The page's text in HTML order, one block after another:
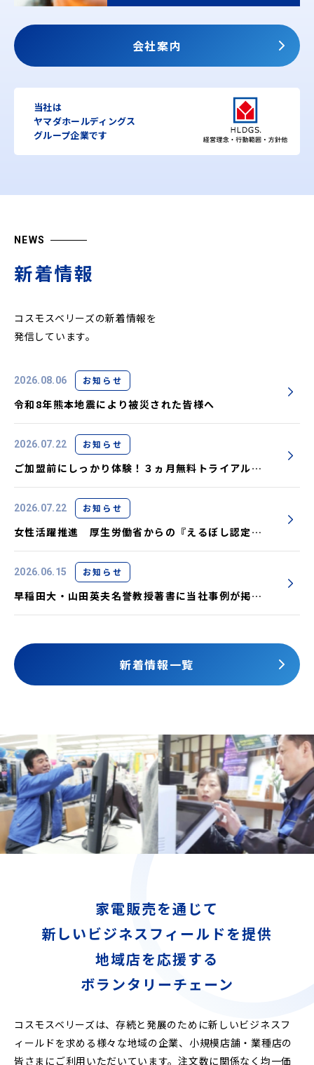
会社案内
当社は
ヤマダホールディングス
グループ企業です
NEWS
新着情報
コスモスベリーズの新着情報を
発信しています。
2026.08.06 お知らせ
令和8年熊本地震により被災された皆様へ
2026.07.22 お知らせ
ご加盟前にしっかり体験！３ヵ月無料トライアル実
施中です
2026.07.22 お知らせ
女性活躍推進 厚生労働省からの『えるぼし認定』
取得しました
2026.06.15 お知らせ
早稲田大・山田英夫名誉教授著書に当社事例が掲載
されました
新着情報一覧
家電販売を通じて
新しいビジネスフィールドを提供
地域店を応援する
ボランタリーチェーン
コスモスベリーズは、存続と発展のために新しいビジネスフ
ィールドを求める様々な地域の企業、小規模店舗・業種店の
皆さまにご利用いただいています。注文数に関係なく均一価